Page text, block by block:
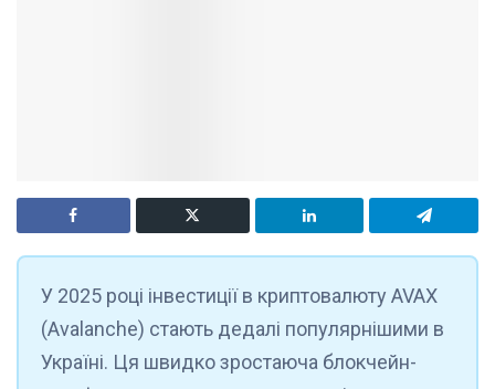
У 2025 році інвестиції в криптовалюту AVAX
(Avalanche) стають дедалі популярнішими в
Україні. Ця швидко зростаюча блокчейн-